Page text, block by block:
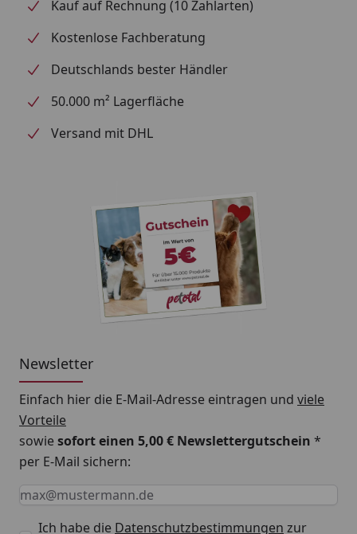
Kauf auf Rechnung (10 Zahlarten)
Kostenlose Fachberatung
Deutschlands bester Händler
50.000 m² Lagerfläche
Versand mit DHL
Newsletter
Einfach hier die E-Mail-Adresse eintragen und viele
Vorteile
sowiesofort einen 5,00 € Newslettergutschein *
per E-Mail sichern:
Keine Eingabe erforderlich
Eingabe erforderlich
E-Mail *
Ich habe die Datenschutzbestimmungen zur